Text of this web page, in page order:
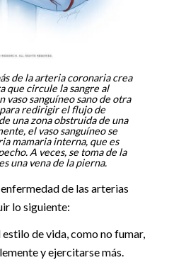
de la arteria coronaria crea
que circule la sangre al
vaso sanguíneo sano de otra
redirigir el flujo de
una zona obstruida de una
el vaso sanguíneo se
mamaria interna, que es
A veces, se toma de la
una vena de la pierna.
de las arterias
lo siguiente:
de vida, como no fumar,
y ejercitarse más.